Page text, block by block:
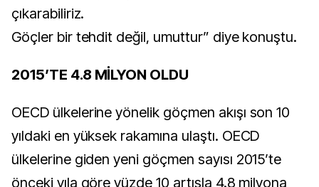
çıkarabiliriz.
Göçler bir tehdit değil, umuttur” diye konuştu.
2015’TE 4.8 MİLYON OLDU
OECD ülkelerine yönelik göçmen akışı son 10
yıldaki en yüksek rakamına ulaştı. OECD
ülkelerine giden yeni göçmen sayısı 2015’te
önceki yıla göre yüzde 10 artışla 4.8 milyona